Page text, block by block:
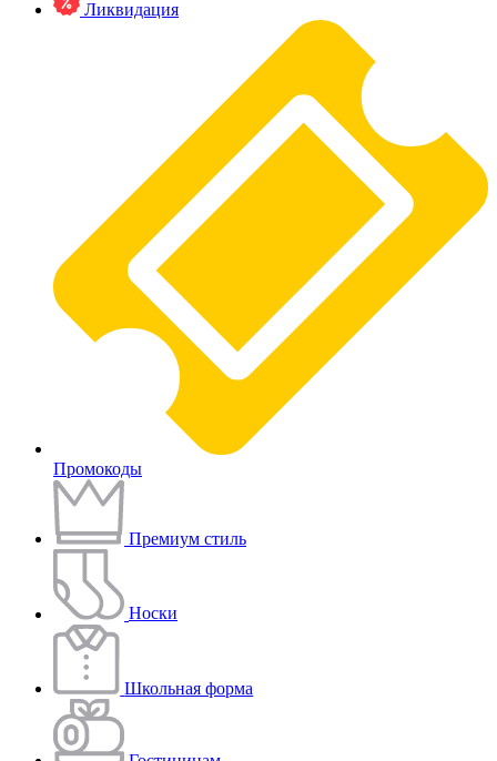
Ликвидация
Промокоды
Премиум стиль
Носки
Школьная форма